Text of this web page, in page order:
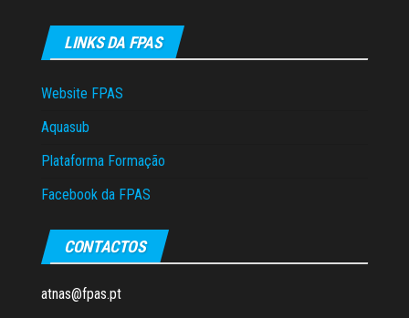
LINKS DA FPAS
Website FPAS
Aquasub
Plataforma Formação
Facebook da FPAS
CONTACTOS
atnas@fpas.pt